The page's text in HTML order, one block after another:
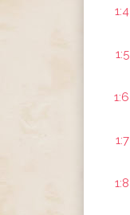
1:4
1:5
1:6
1:7
1:8